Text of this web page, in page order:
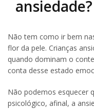
ansiedade?
Não tem como ir bem
flor da pele. Crianças
quando dominam o
conta desse estado
Não podemos esquecer
psicológico, afinal, a